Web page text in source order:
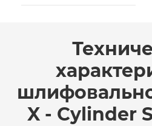
X - Cylinder